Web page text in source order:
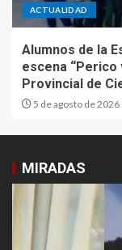
ACTUALIDAD
Alumnos de la
escena “Perico
Provincial de
5 de agosto de 2026
MIRADAS